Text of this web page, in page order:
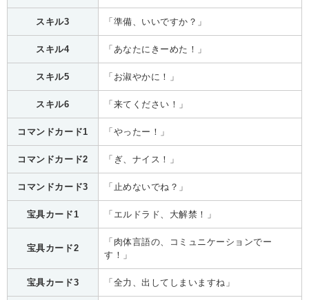
スキル3 「準備、いいですか？」
スキル4 「あなたにきーめた！」
スキル5 「お淑やかに！」
スキル6 「来てください！」
コマンドカード1 「やったー！」
コマンドカード2 「ぎ、ナイス！」
コマンドカード3 「止めないでね？」
宝具カード1 「エルドラド、大解禁！」
宝具カード2
「肉体言語の、コミュニケーションでー
す！」
宝具カード3 「全力、出してしまいますね」